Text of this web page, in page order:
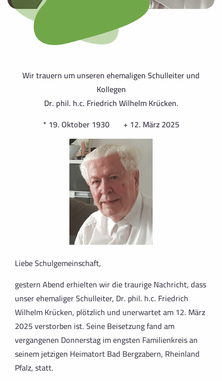
Wir trauern um unseren ehemaligen Schulleiter und
Kollegen
Dr. phil. h.c. Friedrich Wilhelm Krücken.
* 19. Oktober 1930 + 12. März 2025
Liebe Schulgemeinschaft,
gestern Abend erhielten wir die traurige Nachricht, dass
unser ehemaliger Schulleiter, Dr. phil. h.c. Friedrich
Wilhelm Krücken, plötzlich und unerwartet am 12. März
2025 verstorben ist. Seine Beisetzung fand am
vergangenen Donnerstag im engsten Familienkreis an
seinem jetzigen Heimatort Bad Bergzabern, Rheinland
Pfalz, statt.